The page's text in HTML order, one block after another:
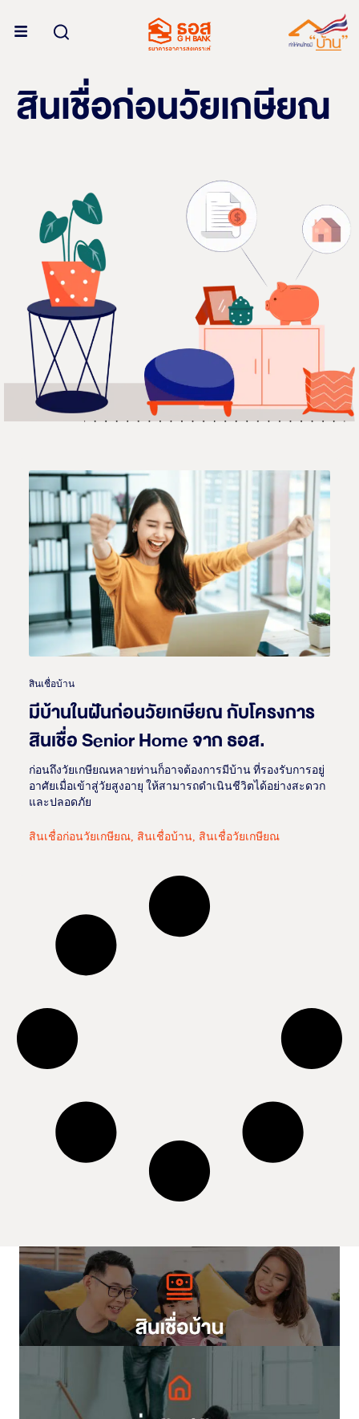
สินเชื่อก่อนวัยเกษียณ
สินเชื่อบ้าน
มีบ้านในฝันก่อนวัยเกษียณ กับโครงการ
สินเชื่อ Senior Home จาก ธอส.
ก่อนถึงวัยเกษียณหลายท่านก็อาจต้องการมีบ้าน ที่รองรับการอยู่
อาศัยเมื่อเข้าสู่วัยสูงอายุ ให้สามารถดำเนินชีวิตได้อย่างสะดวก
และปลอดภัย
สินเชื่อก่อนวัยเกษียณ สินเชื่อบ้าน สินเชื่อวัยเกษียณ